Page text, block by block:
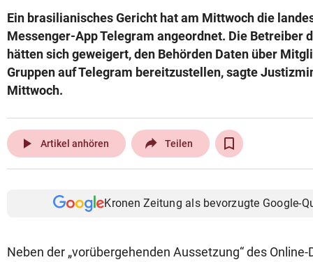
Ein brasilianisches Gericht hat am Mittwoch die
Messenger-App Telegram angeordnet. Die Betreiber
hätten sich geweigert, den Behörden Daten über
Gruppen auf Telegram bereitzustellen, sagte
Mittwoch.
play_arrow Artikel anhören Teilen
Kronen Zeitung als bevorzugte Google-
Neben der „vorübergehenden Aussetzung“ des